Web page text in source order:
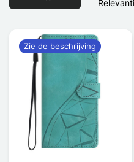
Zie de beschrijving